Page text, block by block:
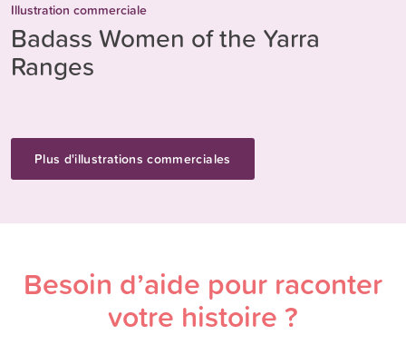
Illustration commerciale
Badass Women of the Yarra
Ranges
Plus d'illustrations commerciales
Besoin d’aide pour raconter
votre histoire ?